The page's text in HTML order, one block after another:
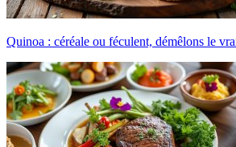
Quinoa : céréale ou féculent, démêlons le